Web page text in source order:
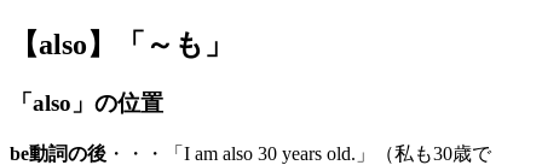
【also】「～も」
「also」の位置
be動詞の後 ・・・「I am also 30 years old.」（私も30歳で